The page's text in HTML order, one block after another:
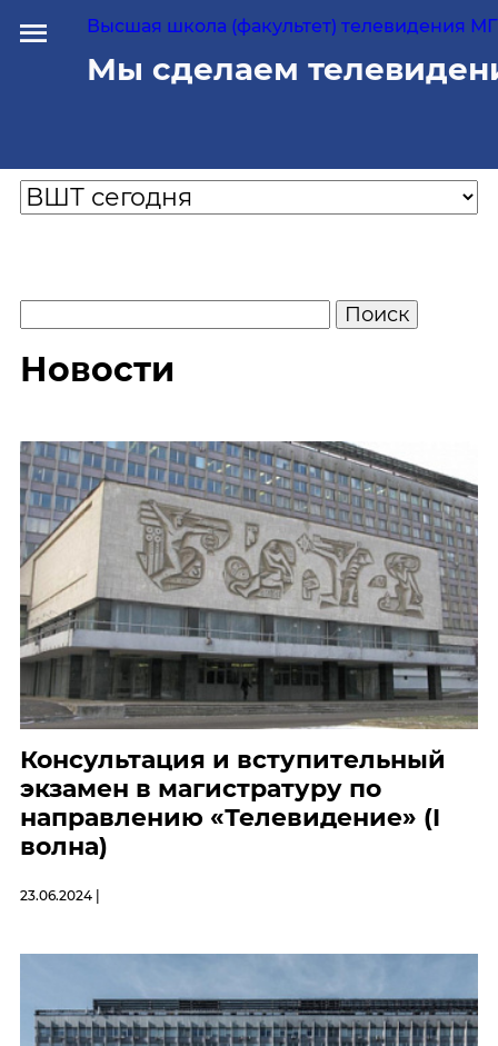
Высшая школа (факультет) телевидения
Мы сделаем
Новости
Консультация и вступительный
экзамен в магистратуру по
направлению «Телевидение» (I
волна)
23.06.2024 |